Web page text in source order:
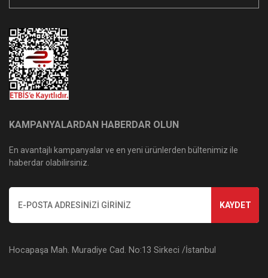
KAMPANYALARDAN HABERDAR OLUN
En avantajlı kampanyalar ve en yeni ürünlerden bültenimiz ile
haberdar olabilirsiniz.
KAYDET
Hocapaşa Mah. Muradiye Cad. No:13 Sirkeci /İstanbul